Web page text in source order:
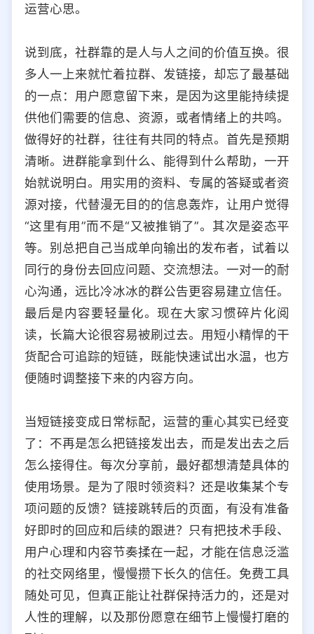
运营心思。
说到底，社群靠的是人与人之间的价值互换。很
多人一上来就忙着拉群、发链接，却忘了最基础
的一点：用户愿意留下来，是因为这里能持续提
供他们需要的信息、资源，或者情绪上的共鸣。
做得好的社群，往往有共同的特点。首先是预期
清晰。进群能拿到什么、能得到什么帮助，一开
始就说明白。用实用的资料、专属的答疑或者资
源对接，代替漫无目的的信息轰炸，让用户觉得
“这里有用”而不是“又被推销了”。其次是姿态平
等。别总把自己当成单向输出的发布者，试着以
同行的身份去回应问题、交流想法。一对一的耐
心沟通，远比冷冰冰的群公告更容易建立信任。
最后是内容要轻量化。现在大家习惯碎片化阅
读，长篇大论很容易被刷过去。用短小精悍的干
货配合可追踪的短链，既能快速试出水温，也方
便随时调整接下来的内容方向。
当短链接变成日常标配，运营的重心其实已经变
了：不再是怎么把链接发出去，而是发出去之后
怎么接得住。每次分享前，最好都想清楚具体的
使用场景。是为了限时领资料？还是收集某个专
项问题的反馈？链接跳转后的页面，有没有准备
好即时的回应和后续的跟进？只有把技术手段、
用户心理和内容节奏揉在一起，才能在信息泛滥
的社交网络里，慢慢攒下长久的信任。免费工具
随处可见，但真正能让社群保持活力的，还是对
人性的理解，以及那份愿意在细节上慢慢打磨的